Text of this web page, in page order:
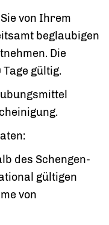
von Ihrem
beglaubigen
Die
gültig.
des Schengen-
gültigen
von